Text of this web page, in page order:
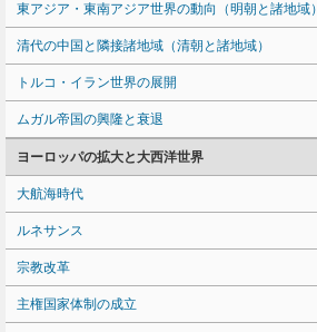
東アジア・東南アジア世界の動向（明朝と諸地域）
清代の中国と隣接諸地域（清朝と諸地域）
トルコ・イラン世界の展開
ムガル帝国の興隆と衰退
ヨーロッパの拡大と大西洋世界
大航海時代
ルネサンス
宗教改革
主権国家体制の成立